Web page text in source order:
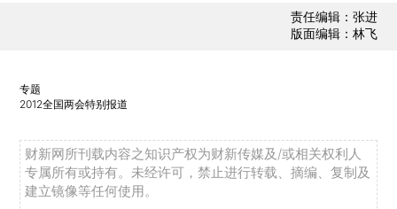
责任编辑：张进
版面编辑：林飞
专题
2012全国两会特别报道
财新网所刊载内容之知识产权为财新传媒及/或相关权利人
专属所有或持有。未经许可，禁止进行转载、摘编、复制及
建立镜像等任何使用。